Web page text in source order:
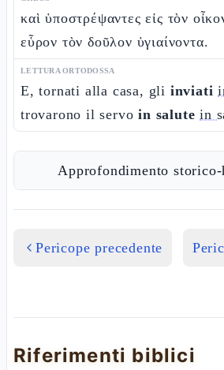
καὶ ὑποστρέψαντες εἰς τὸν
εὗρον τὸν δοῦλον ὑγιαίνοντα.
LETTURA ORTODOSSA
E, tornati alla casa, gli inviati
trovarono il servoin salute in
Approfondimento
Pericope precedente
Riferimenti biblici